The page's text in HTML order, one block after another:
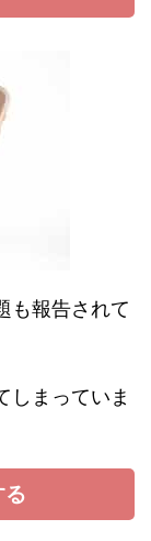
も報告されて
しまっていま
る